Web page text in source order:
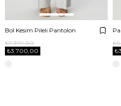
Bol Kesim Pileli Pantolon
₺3.700,00
₺7.399,00